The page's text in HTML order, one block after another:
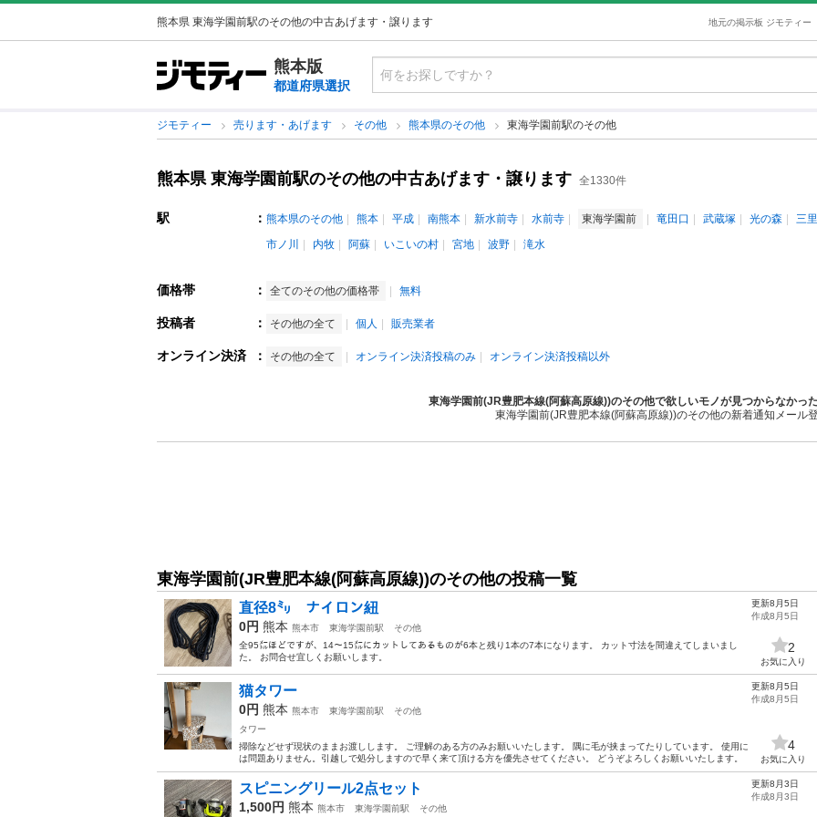
熊本県 東海学園前駅のその他の中古あげます・譲ります 地元の掲示板 ジモティー
熊本版
都道府県選択
ジモティー 売ります・あげます その他 熊本県のその他 東海学園前駅のその他
熊本県 東海学園前駅のその他の中古あげます・譲ります 全1330件
駅 ： 熊本県のその他 熊本 平成 南熊本 新水前寺 水前寺 東海学園前 竜田口 武蔵塚 光の森
三
市ノ川
内牧 阿蘇 いこいの村 宮地 波野 滝水
価格帯 ： 全てのその他の価格帯 無料
投稿者 ： その他の全て 個人 販売業者
オンライン決済 ： その他の全て オンライン決済投稿のみ オンライン決済投稿以外
東海学園前(JR豊肥本線(阿蘇高原線))のその他で欲しいモノが見つからなかっ
東海学園前(JR豊肥本線(阿蘇高原線))のその他の新着通知メール
東海学園前(JR豊肥本線(阿蘇高原線))のその他の投稿一覧
直径8㍉ ナイロン紐
0円 熊本 熊本市 東海学園前駅
その他
全95㍍ほどですが、14〜15㍍にカットしてあるものが6本と残り1本の7本になります。 カット寸法を間違えてしまいまし
た。 お問合せ宜しくお願いします。
更新8月5日
作成8月5日
2
お気に入り
猫タワー
0円 熊本 熊本市 東海学園前駅
その他
タワー
掃除などせず現状のままお渡しします。 ご理解のある方のみお願いいたします。 隅に毛が挟まってたりしています。 使用に
は問題ありません。引越しで処分しますので早く来て頂ける方を優先させてください。 どうぞよろしくお願いいたします。
更新8月5日
作成8月5日
4
お気に入り
スピニングリール2点セット
1,500円 熊本 熊本市 東海学園前駅 その他
更新8月3日
作成8月3日